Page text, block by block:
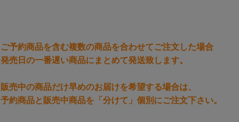
ご予約商品を含む複数の商品を合わせてご注文した場合
発売日の一番遅い商品にまとめて発送致します。
販売中の商品だけ早めのお届けを希望する場合は、
予約商品と販売中商品を「分けて」個別にご注文下さい。